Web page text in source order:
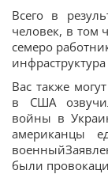
Всего в
человек, в том
семеро
Вас также
в США
войны в
американцы
были